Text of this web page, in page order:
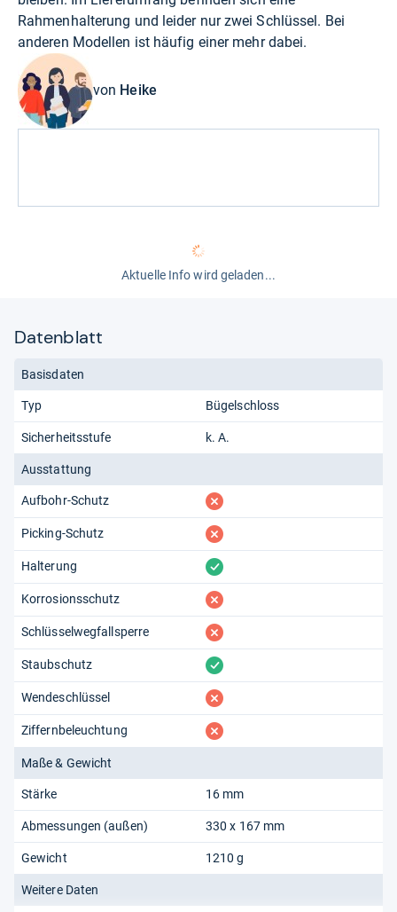
Rahmenhalterung und leider nur zwei Schlüssel. Bei
anderen Modellen ist häufig einer mehr dabei.
von Heike
Aktuelle Info wird geladen...
Datenblatt
Basisdaten
Typ Bügelschloss
Sicherheitsstufe k. A.
Ausstattung
Aufbohr-Schutz fehlt
Picking-Schutz fehlt
Halterung vorhanden
Korrosionsschutz fehlt
Schlüsselwegfallsperre fehlt
Staubschutz vorhanden
Wendeschlüssel fehlt
Ziffernbeleuchtung fehlt
Maße & Gewicht
Stärke 16 mm
Abmessungen (außen) 330 x 167 mm
Gewicht 1210 g
Weitere Daten